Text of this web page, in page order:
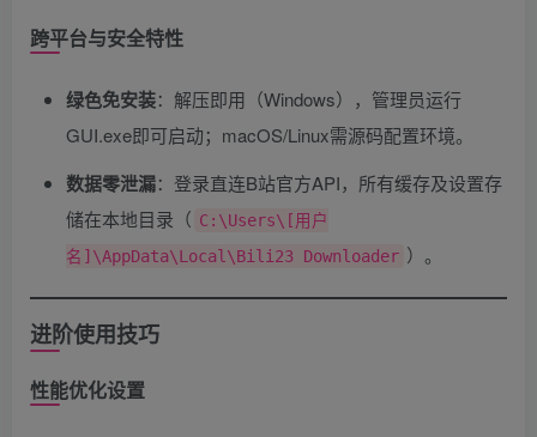
跨平台与安全特性
绿色免安装​：解压即用（Windows），管理员运行
GUI.exe即可启动；macOS/Linux需源码配置环境。
数据零泄漏​：登录直连B站官方API，所有缓存及设置存
储在本地目录（ C:\Users\[用户
名]\AppData\Local\Bili23 Downloader ）。
进阶使用技巧
性能优化设置